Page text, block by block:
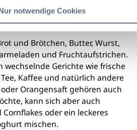
notwendige Cookies
und Brötchen, Butter, Wurst,
und Fruchtaufstrichen.
wechselnde Gerichte wie frische
Kaffee und natürlich andere
Orangensaft gehören auch
kann sich aber auch
oder ein leckeres
mischen.